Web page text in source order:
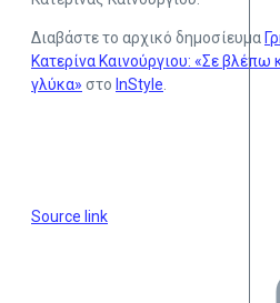
Διαβάστε το αρχικό δημοσίευμα
Κατερίνα Καινούργιου: «Σε βλέπω
γλύκα» στο InStyle.
Source link